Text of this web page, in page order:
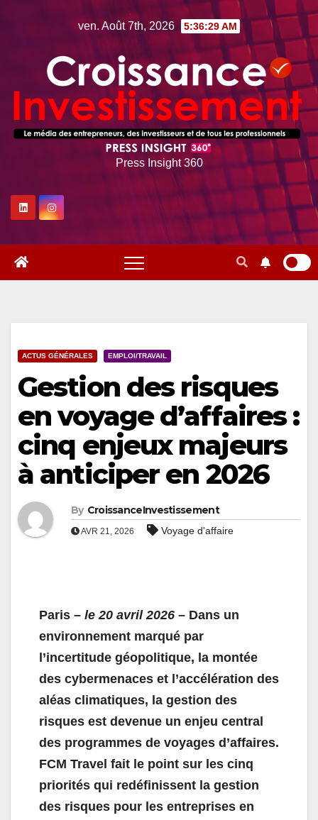
ven. Août 7th, 2026 5:36:31 AM
Press Insight 360
ACTUS GÉNÉRALES EMPLOI/TRAVAIL
Gestion des risques
en voyage d’affaires :
cinq enjeux majeurs
à anticiper en 2026
By CroissanceInvestissement
AVR 21, 2026 Voyage d'affaire
Paris – le 20 avril 2026 – Dans un
environnement marqué par
l’incertitude géopolitique, la montée
des cybermenaces et l’accélération des
aléas climatiques, la gestion des
risques est devenue un enjeu central
des programmes de voyages d’affaires.
FCM Travel fait le point sur les cinq
priorités qui redéfinissent la gestion
des risques pour les entreprises en